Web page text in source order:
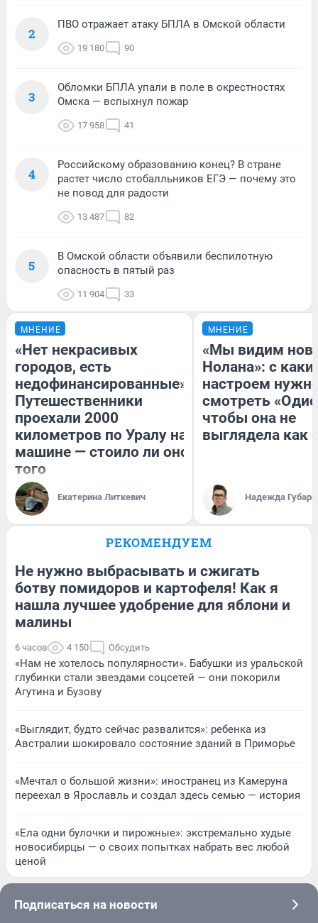
2
ПВО отражает атаку БПЛА в Омской области
19 180 90
3
Обломки БПЛА упали в поле в окрестностях
Омска — вспыхнул пожар
17 958 41
4
Российскому образованию конец? В стране
растет число стобалльников ЕГЭ — почему это
не повод для радости
13 487 82
5
В Омской области объявили беспилотную
опасность в пятый раз
11 904 33
МНЕНИЕ
«Нет некрасивых
городов, есть
недофинансированные».
Путешественники
проехали 2000
километров по Уралу на
машине — стоило ли оно
того
Екатерина Литкевич
МНЕНИЕ
«Мы видим
Нолана»: с
настроем
смотреть
чтобы она не
выглядела как
Надежда Губарь
РЕКОМЕНДУЕМ
Не нужно выбрасывать и сжигать
ботву помидоров и картофеля! Как я
нашла лучшее удобрение для яблони и
малины
6 часов 4 150 Обсудить
«Нам не хотелось популярности». Бабушки из уральской
глубинки стали звездами соцсетей — они покорили
Агутина и Бузову
«Выглядит, будто сейчас развалится»: ребенка из
Австралии шокировало состояние зданий в Приморье
«Мечтал о большой жизни»: иностранец из Камеруна
переехал в Ярославль и создал здесь семью — история
«Ела одни булочки и пирожные»: экстремально худые
новосибирцы — о своих попытках набрать вес любой
ценой
Подписаться на новости